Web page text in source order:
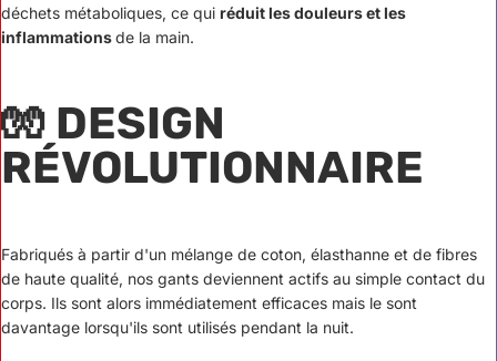
déchets métaboliques, ce qui réduit les douleurs et les
inflammationsde la main.
🧤 DESIGN
RÉVOLUTIONNAIRE
Fabriqués à partir d'un mélange de coton, élasthanne et de fibres
de haute qualité, nos gants deviennent actifs au simple contact du
corps. Ils sont alors immédiatement efficaces mais le sont
davantage lorsqu'ils sont utilisés pendant la nuit.